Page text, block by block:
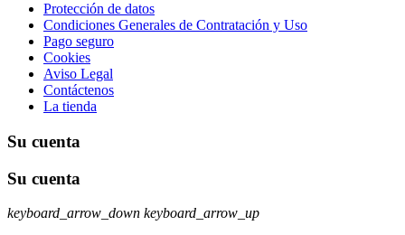
Protección de datos
Condiciones Generales de Contratación y Uso
Pago seguro
Cookies
Aviso Legal
Contáctenos
La tienda
Su cuenta
Su cuenta
keyboard_arrow_down keyboard_arrow_up